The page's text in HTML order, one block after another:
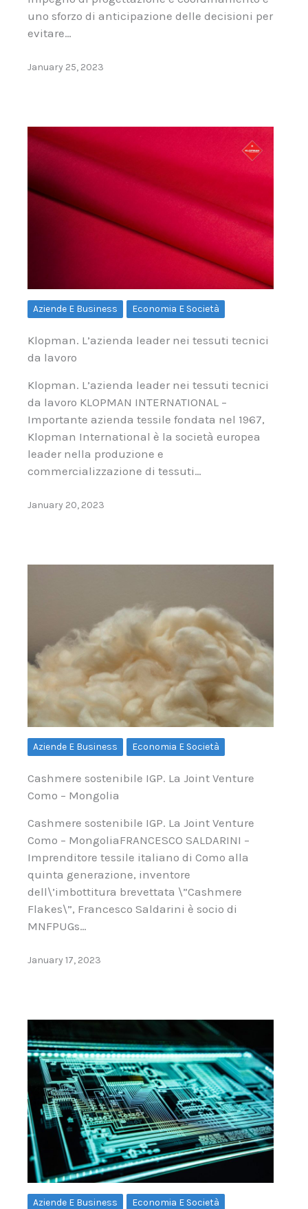
uno sforzo di anticipazione delle decisioni per
evitare…
January 25, 2023
Aziende E Business Economia E Società
Klopman. L’azienda leader nei tessuti tecnici
da lavoro
Klopman. L’azienda leader nei tessuti tecnici
da lavoro KLOPMAN INTERNATIONAL –
Importante azienda tessile fondata nel 1967,
Klopman International è la società europea
leader nella produzione e
commercializzazione di tessuti…
January 20, 2023
Aziende E Business Economia E Società
Cashmere sostenibile IGP. La Joint Venture
Como – Mongolia
Cashmere sostenibile IGP. La Joint Venture
Como – MongoliaFRANCESCO SALDARINI –
Imprenditore tessile italiano di Como alla
quinta generazione, inventore
dell\’imbottitura brevettata \”Cashmere
Flakes\”, Francesco Saldarini è socio di
MNFPUGs…
January 17, 2023
Aziende E Business Economia E Società